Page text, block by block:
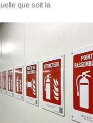
que soit la